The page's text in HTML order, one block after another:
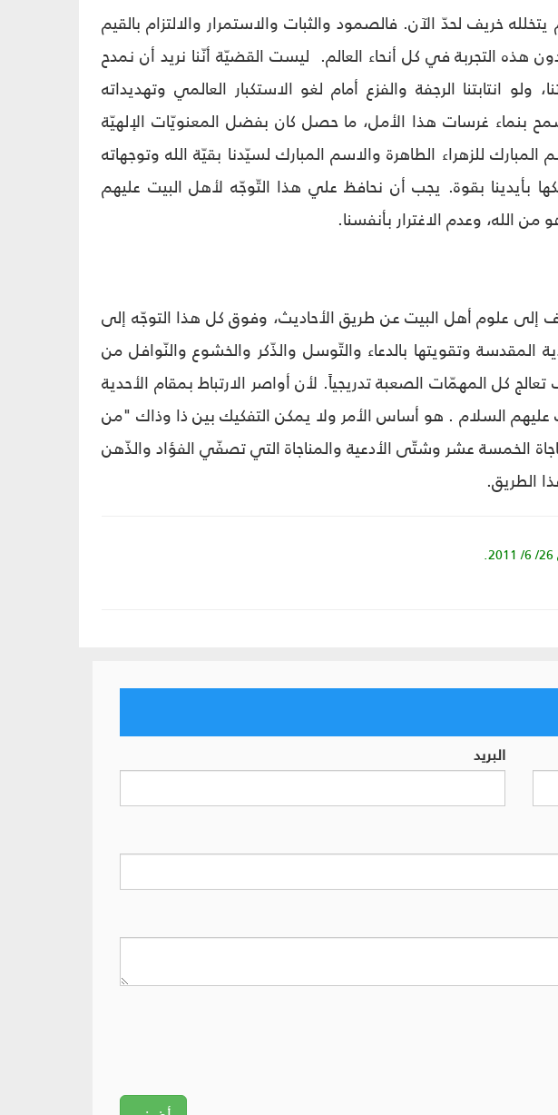
خريف لحدّ الآن. فالصمود والثبات والاستمرار والالتزام بالقيم
التجربة في كل أنحاء العالم. ليست القضيّة أنّنا نريد أن نمدح
ولو انتابتنا الرجفة والفزع أمام لغو الاستكبار العالمي وتهديداته
غرسات هذا الأمل، ما حصل كان بفضل المعنويّات الإلهيّة
للزهراء الطاهرة والاسم المبارك لسيّدنا بقيّة الله وتوجهاته
بأيدينا بقوة. يجب أن نحافظ علي هذا التّوجّه لأهل البيت عليهم
الله، وعدم الاغترار بأنفسنا.
إلى علوم أهل البيت عن طريق الأحاديث، وفوق كل هذا التوجّه إلى
المقدسة وتقويتها بالدعاء والتّوسل والذّكر والخشوع والنّوافل من
كل المهمّات الصعبة تدريجياً. لأن أواصر الارتباط بمقام الأحدية
السلام . هو أساس الأمر ولا يمكن التفكيك بين ذا وذاك "من
والمناجاة الخمسة عشر وشتّى الأدعية والمناجاة التي تصفّي الفؤاد والذّهن
الطريق.
البريد